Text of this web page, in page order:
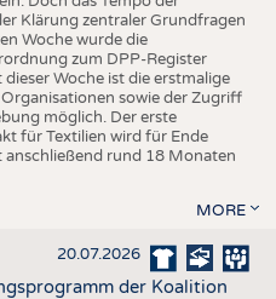
Klärung zentraler Grundfragen
Woche wurde die
zum DPP-Register
Woche ist die erstmalige
sowie der Zugriff
möglich. Der erste
für Textilien wird für Ende
rund 18 Monaten
MORE
20.07.2026
der Koalition